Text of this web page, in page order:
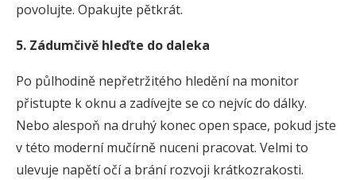
povolujte. Opakujte pětkrát.
5. Zádumčivě hleďte do daleka
Po půlhodině nepřetržitého hledění na monitor
přistupte k oknu a zadívejte se co nejvíc do dálky.
Nebo alespoň na druhý konec open space, pokud jste
v této moderní mučírně nuceni pracovat. Velmi to
ulevuje napětí očí a brání rozvoji krátkozrakosti.